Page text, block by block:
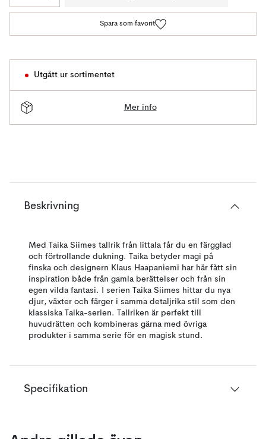
Spara som favorit
Utgått ur sortimentet
Mer info
Beskrivning
Med Taika Siimes tallrik från Iittala får du en färgglad
och förtrollande dukning. Taika betyder magi på
finska och designern Klaus Haapaniemi har här fått sin
inspiration både från gamla berättelser och från sin
egen vilda fantasi. I serien Taika Siimes hittar du nya
djur, växter och färger i samma detaljrika stil som den
klassiska Taika-serien. Tallriken är perfekt till
huvudrätten och kombineras gärna med övriga
produkter i samma serie för en magisk stund.
Specifikation